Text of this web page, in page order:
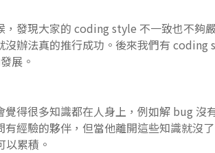
，發現大家的 coding style 不一致也不夠
沒辦法真的推行成功。後來我們有
展。
覺得很多知識都在人身上，例如解 bug 沒
有經驗的夥伴，但當他離開這些知識就沒
累積。